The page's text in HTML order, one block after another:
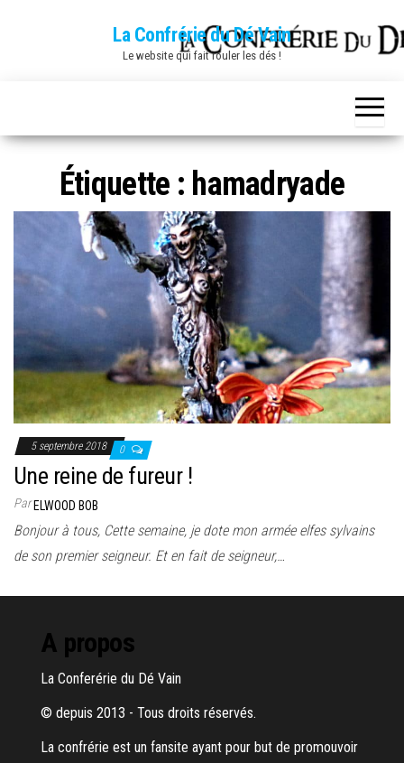
La Confrérie du Dé Vain
Le website qui fait rouler les dés !
Étiquette : hamadryade
5 septembre 2018 0
Une reine de fureur !
ParELWOOD BOB
Bonjour à tous, Cette semaine, je dote mon armée elfes sylvains
de son premier seigneur. Et en fait de seigneur,…
A propos
La Conferérie du Dé Vain
© depuis 2013 - Tous droits réservés.
La confrérie est un fansite ayant pour but de promouvoir